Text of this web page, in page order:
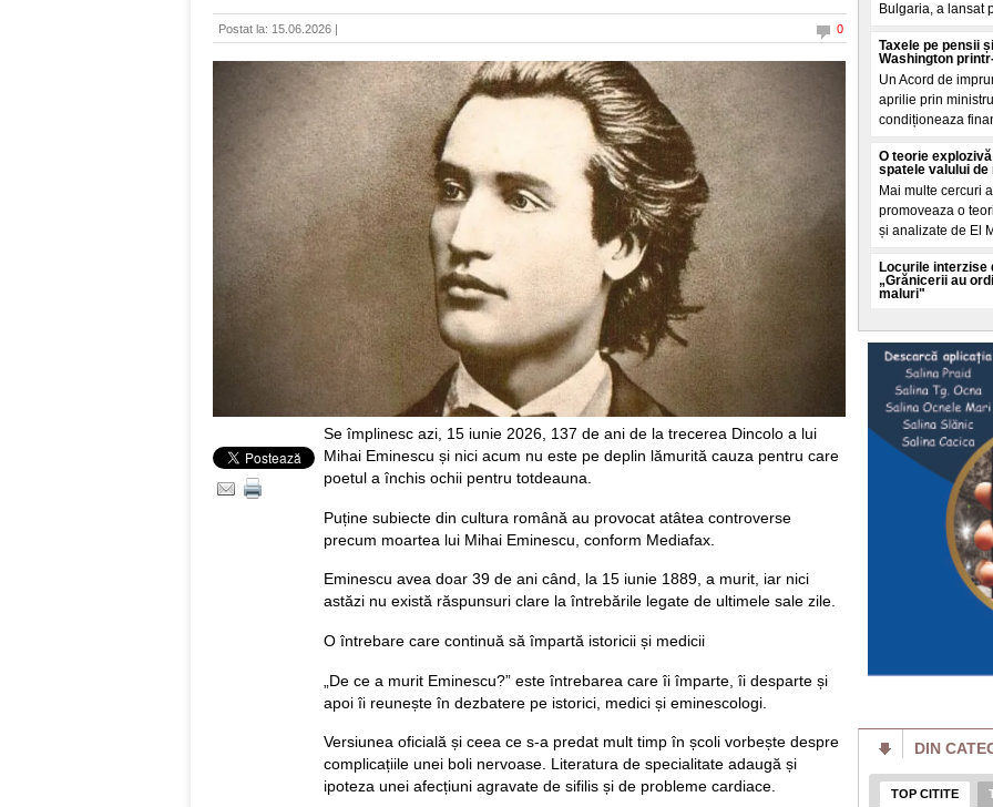
Postat la: 15.06.2026 | 0
Se împlinesc azi, 15 iunie 2026, 137 de ani de la trecerea Dincolo a lui
Mihai Eminescu și nici acum nu este pe deplin lămurită cauza pentru care
poetul a închis ochii pentru totdeauna.
Puține subiecte din cultura română au provocat atâtea controverse
precum moartea lui Mihai Eminescu, conform Mediafax.
Eminescu avea doar 39 de ani când, la 15 iunie 1889, a murit, iar nici
astăzi nu există răspunsuri clare la întrebările legate de ultimele sale zile.
O întrebare care continuă să împartă istoricii și medicii
„De ce a murit Eminescu?” este întrebarea care îi împarte, îi desparte și
apoi îi reunește în dezbatere pe istorici, medici și eminescologi.
Versiunea oficială și ceea ce s-a predat mult timp în școli vorbește despre
complicațiile unei boli nervoase. Literatura de specialitate adaugă și
ipoteza unei afecțiuni agravate de sifilis și de probleme cardiace.
Bulgaria, a lansat
Taxele pe pensii
Washington
Un Acord de
aprilie prin
condiționeaza
O teorie
spatele valului
Mai multe cercuri
promoveaza o
și analizate de El
Locurile interzise
„Grănicerii au
maluri"
pe țarm, in zona
devreme, aceste
Cum
bruia Starlink.
satelitul"
Rusia a prezentat
conceput pentru
in loc sa atace
Prețul energiei
reactorului la
estimat la 5.9%
Prima saptamana
singur reactor la
iulie unitatea 1 a
Amenzi pentru
drumului. Unde
producerii unor
de sezon, dupa ce
Londra ar fi
Femeia de 47 de
DIN
TOP CITITE